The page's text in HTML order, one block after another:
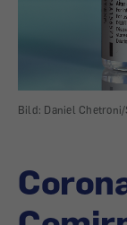
Bild: Daniel